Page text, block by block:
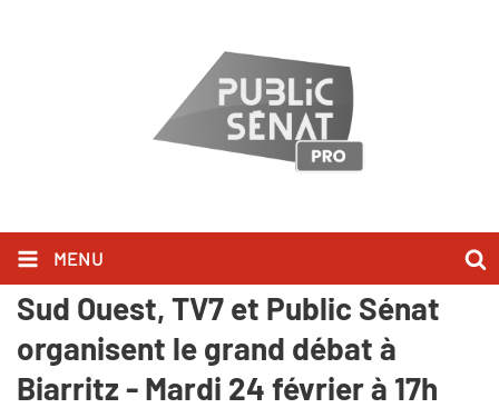
MENU
Public Sénat - Municipales 2026 :
Sud Ouest, TV7 et Public Sénat
organisent le grand débat à
Biarritz - Mardi 24 février à 17h